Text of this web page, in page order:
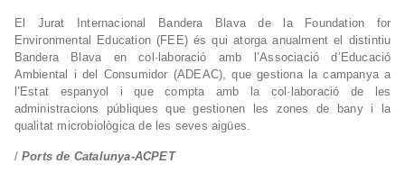
El Jurat Internacional Bandera Blava de la Foundation for
Environmental Education (FEE) és qui atorga anualment el distintiu
Bandera Blava en col·laboració amb l’Associació d’Educació
Ambiental i del Consumidor (ADEAC), que gestiona la campanya a
l’Estat espanyol i que compta amb la col·laboració de les
administracions públiques que gestionen les zones de bany i la
qualitat microbiològica de les seves aigües.
/Ports de Catalunya-ACPET